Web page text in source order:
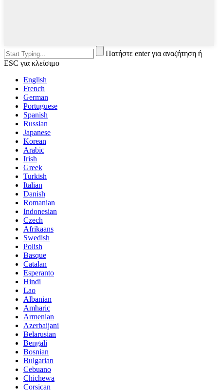
Πατήστε enter για αναζήτηση ή
ESC για κλείσιμο
English
French
German
Portuguese
Spanish
Russian
Japanese
Korean
Arabic
Irish
Greek
Turkish
Italian
Danish
Romanian
Indonesian
Czech
Afrikaans
Swedish
Polish
Basque
Catalan
Esperanto
Hindi
Lao
Albanian
Amharic
Armenian
Azerbaijani
Belarusian
Bengali
Bosnian
Bulgarian
Cebuano
Chichewa
Corsican